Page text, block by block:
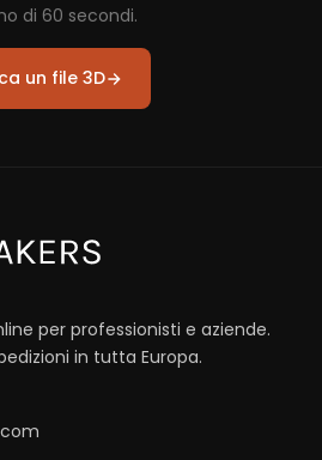
di 60 secondi.
un file 3D
per professionisti e aziende.
in tutta Europa.